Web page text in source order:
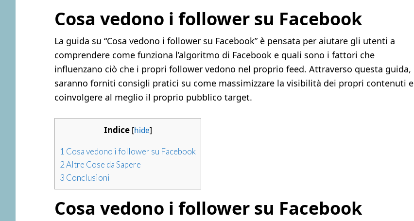
Cosa vedono i follower su Facebook
La guida su “Cosa vedono i follower su Facebook” è pensata per aiutare gli utenti a
comprendere come funziona l’algoritmo di Facebook e quali sono i fattori che
influenzano ciò che i propri follower vedono nel proprio feed. Attraverso questa guida,
saranno forniti consigli pratici su come massimizzare la visibilità dei propri contenuti e
coinvolgere al meglio il proprio pubblico target.
Indice [hide]
1 Cosa vedono i follower su Facebook
2Altre Cose da Sapere
3 Conclusioni
Cosa vedono i follower su Facebook